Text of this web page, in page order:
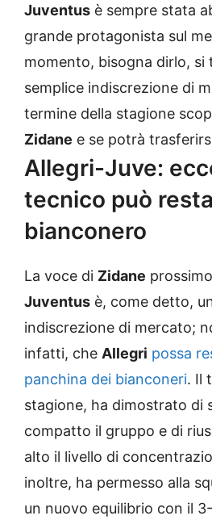
Juventus è sempre stata
grande protagonista sul
momento, bisogna dirlo, si
semplice indiscrezione di
termine della stagione
Zidane e se potrà
Allegri-Juve:
tecnico può
bianconero
La voce di Zidane
Juventus è, come detto,
indiscrezione di mercato;
infatti, che Allegri possa
panchina dei bianconeri. Il
stagione, ha dimostrato di
compatto il gruppo e di
alto il livello di
inoltre, ha permesso alla
un nuovo equilibrio con il